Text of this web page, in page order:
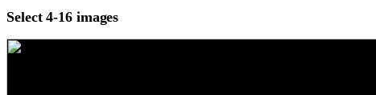
Select 4-16 images